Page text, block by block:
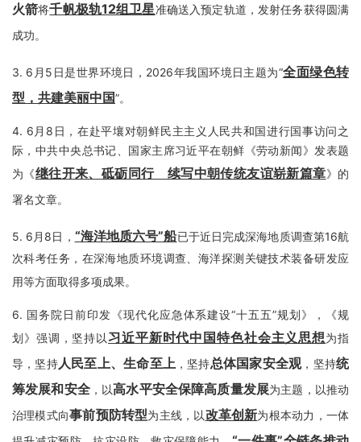
火箭将千帆极轨12组卫星准确送入预定轨道，发射任务获得圆满
成功。
3. 6月5日是世界环境日，2026年我国环境日主题为“全面绿色转
型，共建美丽中国”。
4. 6月8日，在赴平壤对朝鲜民主主义人民共和国进行国事访问之
际，中共中央总书记、国家主席习近平在朝鲜《劳动新闻》发表题
为《继往开来、砥砺同行 续写中朝传统友谊崭新篇章》的
署名文章。
5. 6月8日， “海洋地质六号”船已于近日完成深海地质调查第16航
次科考任务，在深海地质环境调查、海洋探测关键技术装备研发应
用等方面取得多项成果。
6. 国务院日前印发《现代化应急体系建设“十五五”规划》，《规
划》强调，坚持以 习近平新时代中国特色社会主义思想为指
导，坚持人民至上、生命至上 ，坚持总体国家安全观，坚持统
筹发展和安全，以高水平安全保障高质量发展为主题，以推动
治理模式向事前预防转型为主线，以改革创新为根本动力，一体